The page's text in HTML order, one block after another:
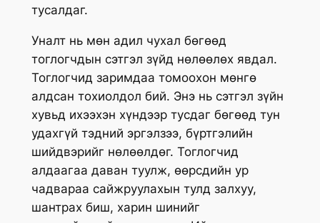
тусалдаг.
Уналт нь мөн адил чухал бөгөөд
тоглогчдын сэтгэл зүйд нөлөөлөх явдал.
Тоглогчид заримдаа томоохон мөнгө
алдсан тохиолдол бий. Энэ нь сэтгэл зүйн
хувьд ихээхэн хүндээр тусдаг бөгөөд тун
удахгүй тэдний эргэлзээ, бүртгэлийн
шийдвэрийг нөлөөлдөг. Тоглогчид
алдаагаа даван туулж, өөрсдийн ур
чадвараа сайжруулахын тулд залхуу,
шантрах биш, харин шинийг